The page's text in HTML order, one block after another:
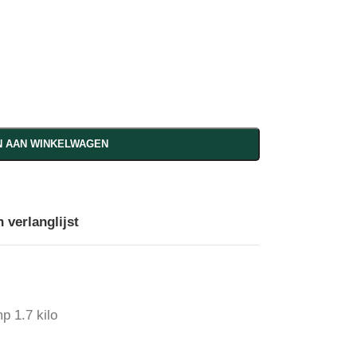
AAN WINKELWAGEN
verlanglijst
1.7 kilo